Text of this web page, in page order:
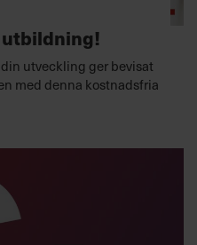
utveckling ger bevisat
med denna kostnadsfria